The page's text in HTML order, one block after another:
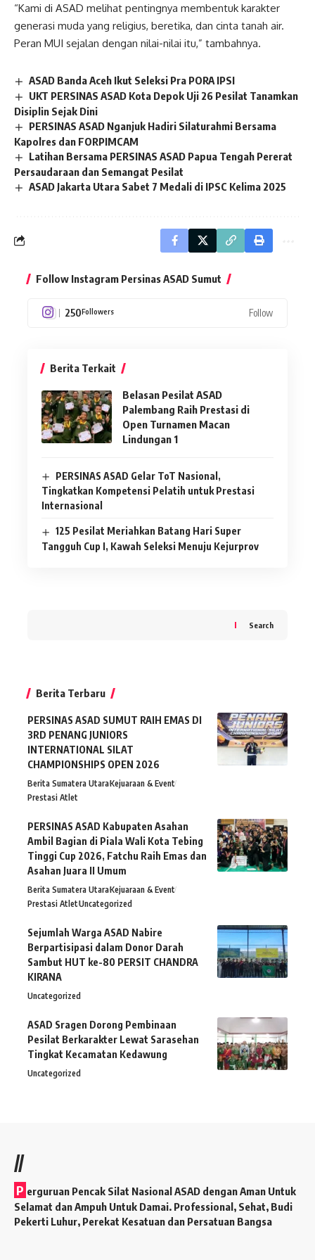
“Kami di ASAD melihat pentingnya membentuk karakter
generasi muda yang religius, beretika, dan cinta tanah air.
Peran MUI sejalan dengan nilai-nilai itu,” tambahnya.
ASAD Banda Aceh Ikut Seleksi Pra PORA IPSI
UKT PERSINAS ASAD Kota Depok Uji 26 Pesilat Tanamkan
Disiplin Sejak Dini
PERSINAS ASAD Nganjuk Hadiri Silaturahmi Bersama
Kapolres dan FORPIMCAM
Latihan Bersama PERSINAS ASAD Papua Tengah Pererat
Persaudaraan dan Semangat Pesilat
ASAD Jakarta Utara Sabet 7 Medali di IPSC Kelima 2025
Follow Instagram Persinas ASAD Sumut
250Followers Follow
Berita Terkait
Belasan Pesilat ASAD
Palembang Raih Prestasi di
Open Turnamen Macan
Lindungan 1
PERSINAS ASAD Gelar ToT Nasional,
Tingkatkan Kompetensi Pelatih untuk Prestasi
Internasional
125 Pesilat Meriahkan Batang Hari Super
Tangguh Cup I, Kawah Seleksi Menuju Kejurprov
Search
Berita Terbaru
PERSINAS ASAD SUMUT RAIH EMAS DI
3RD PENANG JUNIORS
INTERNATIONAL SILAT
CHAMPIONSHIPS OPEN 2026
Berita Sumatera UtaraKejuaraan & Event
Prestasi Atlet
PERSINAS ASAD Kabupaten Asahan
Ambil Bagian di Piala Wali Kota Tebing
Tinggi Cup 2026, Fatchu Raih Emas dan
Asahan Juara II Umum
Berita Sumatera UtaraKejuaraan & Event
Prestasi AtletUncategorized
Sejumlah Warga ASAD Nabire
Berpartisipasi dalam Donor Darah
Sambut HUT ke-80 PERSIT CHANDRA
KIRANA
Uncategorized
ASAD Sragen Dorong Pembinaan
Pesilat Berkarakter Lewat Sarasehan
Tingkat Kecamatan Kedawung
Uncategorized
//
P erguruan Pencak Silat Nasional ASAD dengan Aman Untuk
Selamat dan Ampuh Untuk Damai. Professional, Sehat, Budi
Pekerti Luhur, Perekat Kesatuan dan Persatuan Bangsa